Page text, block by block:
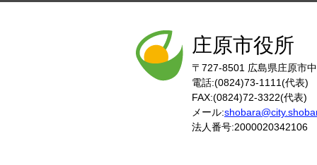
庄原市役所
〒727-8501 広島県庄原市
電話:(0824)73-1111(代表)
FAX:(0824)72-3322(代表)
メール:
法人番号:2000020342106